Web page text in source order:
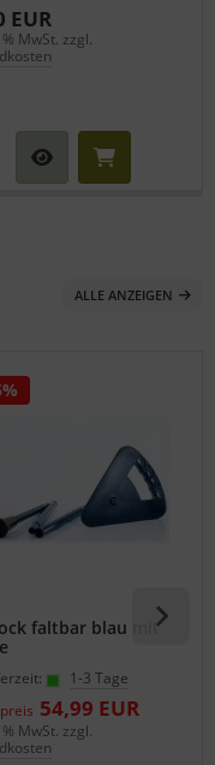
EUR
MwSt. zzgl.
ALLE ANZEIGEN
faltbar blau mit
1-3 Tage
54,99 EUR
MwSt. zzgl.